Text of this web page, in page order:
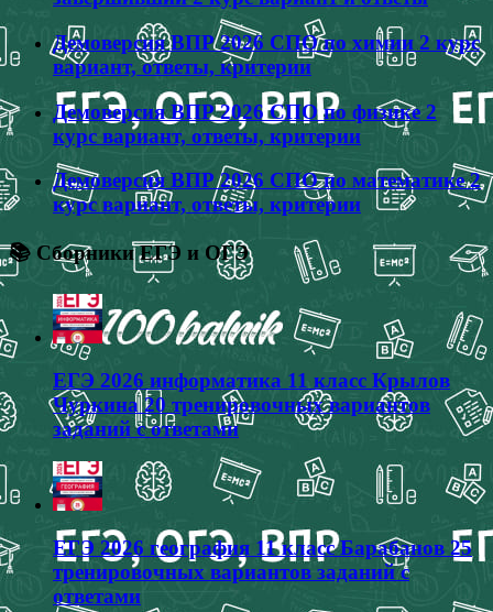
Демоверсия ВПР 2026 СПО по химии 2 курс
вариант, ответы, критерии
Демоверсия ВПР 2026 СПО по физике 2
курс вариант, ответы, критерии
Демоверсия ВПР 2026 СПО по математике 2
курс вариант, ответы, критерии
📚 Сборники ЕГЭ и ОГЭ
ЕГЭ 2026 информатика 11 класс Крылов
Чуркина 20 тренировочных вариантов
заданий с ответами
ЕГЭ 2026 география 11 класс Барабанов 25
тренировочных вариантов заданий с
ответами